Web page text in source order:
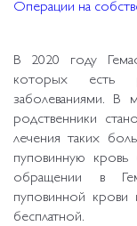
Операции на
В 2020 году
которых есть
заболеваниями. В
родственники
лечения таких
пуповинную
обращении в
пуповинной
бесплатной.